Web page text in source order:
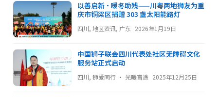
以善启新·暖冬助残——川粤两地狮友为重
庆市铜梁区捐赠 303 盏太阳能路灯
四川, 地区资讯, 广东 2026年1月19日
中国狮子联会四川代表处社区无障碍文化
服务站正式启动
四川, 狮爱同行 · 光暖盲途 2025年12月25日